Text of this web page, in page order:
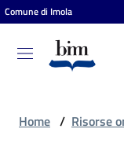
Vai al contenuto
Vai alla navigazione
Vai al footer
Comune di Imola
Biblioteca
comunale
Home / Risorse